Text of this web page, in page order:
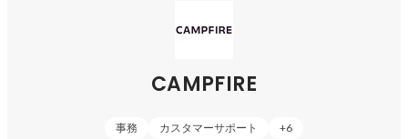
購入型クラウドファンディング「CAMPFIRE」
CAMPFIRE
事務 カスタマーサポート +6